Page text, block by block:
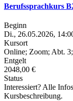
Berufssprachkurs
Beginn
Di., 26.05.2026,
Kursort
Online; Zoom; Abt.
Entgelt
2048,00 €
Status
Interessiert? Alle
Kursbeschreibung.